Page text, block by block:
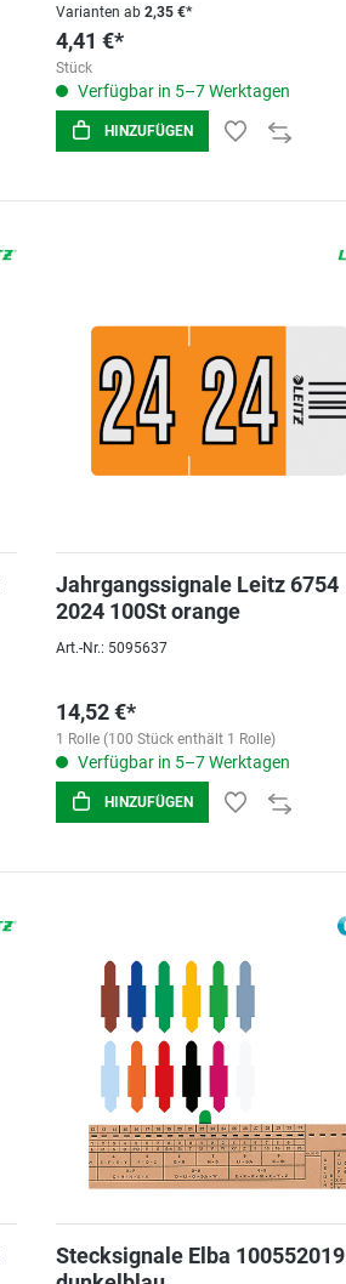
Varianten ab 2,35 €*
4,41 €*
Stück
Verfügbar in 5–7 Werktagen
HINZUFÜGEN
Jahrgangssignale Leitz 6754
2024 100St orange
Art.-Nr.: 5095637
14,52 €*
1 Rolle (100 Stück enthält 1 Rolle)
Verfügbar in 5–7 Werktagen
HINZUFÜGEN
Stecksignale Elba 100552019